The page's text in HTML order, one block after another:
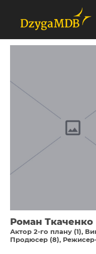
Роман Ткаченко
Актор 2-го плану (1)
Продюсер (8)